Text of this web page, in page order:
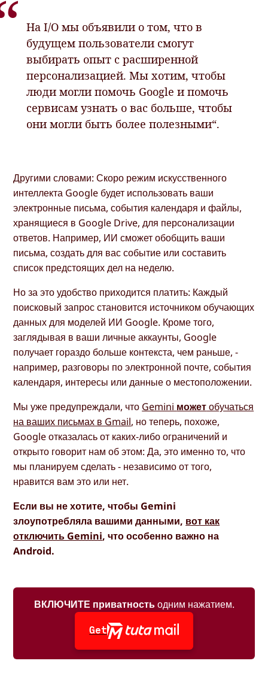
На I/O мы объявили о том, что в
будущем пользователи смогут
выбирать опыт с расширенной
персонализацией. Мы хотим, чтобы
люди могли помочь Google и помочь
сервисам узнать о вас больше, чтобы
они могли быть более полезными“.
Другими словами: Скоро режим искусственного
интеллекта Google будет использовать ваши
электронные письма, события календаря и файлы,
хранящиеся в Google Drive, для персонализации
ответов. Например, ИИ сможет обобщить ваши
письма, создать для вас событие или составить
список предстоящих дел на неделю.
Но за это удобство приходится платить: Каждый
поисковый запрос становится источником обучающих
данных для моделей ИИ Google. Кроме того,
заглядывая в ваши личные аккаунты, Google
получает гораздо больше контекста, чем раньше, -
например, разговоры по электронной почте, события
календаря, интересы или данные о местоположении.
Мы уже предупреждали, что Gemini можетобучаться
на ваших письмах в Gmail, но теперь, похоже,
Google отказалась от каких-либо ограничений и
открыто говорит нам об этом: Да, это именно то, что
мы планируем сделать - независимо от того,
нравится вам это или нет.
Если вы не хотите, чтобы Gemini
злоупотребляла вашими данными, вот как
отключить Gemini, что особенно важно на
Android.
ВКЛЮЧИТЕ приватностьодним нажатием.
Get